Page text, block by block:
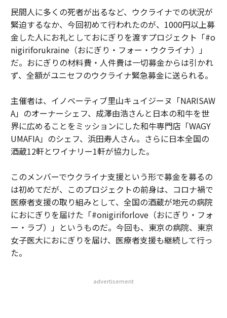
民間人に多くの死者が出るなど、ウクライナでの状況が
緊迫するなか、今回初めて行われたのが、1000円以上募
金した人にお礼としておにぎりを渡すプロジェクト「#o
nigiriforukraine（おにぎり・フォー・ウクライナ）」
だ。おにぎりの材料費・人件費は一切募金からは引かれ
ず、全額がユニセフのウクライナ緊急募金に送られる。
主催者は、イノベーティブ里山キュイジーヌ「NARISAW
A」のオーナーシェフ、成澤由浩さんと日本の和牛を世
界に広めることをミッションにした和牛専門店「WAGY
UMAFIA」のシェフ、浜田寿人さん。さらに日本全国の
酒蔵12軒とワイナリー1軒が協力した。
このメンバーでウクライナ支援という形で募金を募るの
は初めてだが、このプロジェクトの前身は、コロナ禍で
医療者支援の取り組みとして、全国の酒蔵が地元の病院
におにぎりを届けた「#onigiriforlove（おにぎり・フォ
ー・ラブ）」というものだ。今回も、東京の病院、東京
女子医大におにぎりを届け、医療者支援も継続して行っ
た。
advertisement